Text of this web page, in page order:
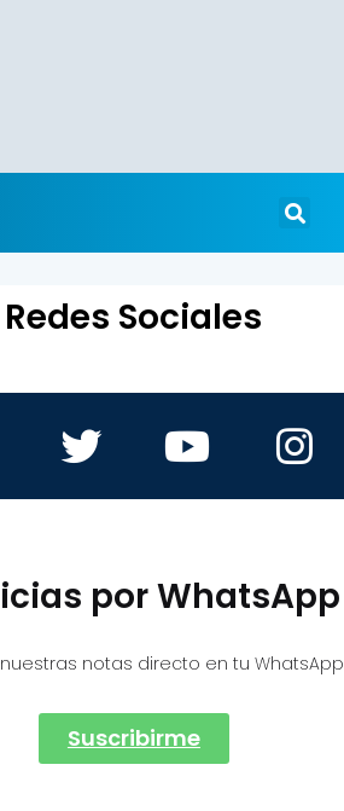
Redes Sociales
por WhatsApp
notas directo en tu WhatsApp
Suscribirme